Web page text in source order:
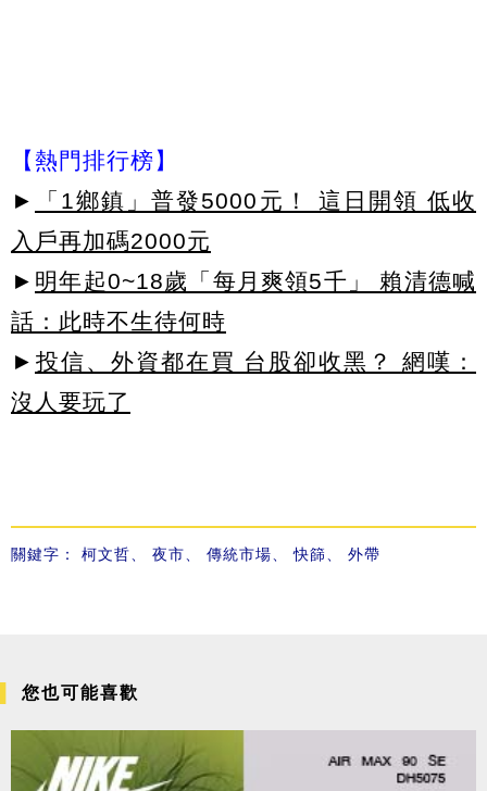
【熱門排行榜】
►
「1鄉鎮」普發5000元！ 這日開領 低收
入戶再加碼2000元
► 明年起0~18歲「每月爽領5千」 賴清德喊
話：此時不生待何時
► 投信、外資都在買 台股卻收黑？ 網嘆：
沒人要玩了
關鍵字： 柯文哲 夜市 傳統市場 、快篩 外帶
您也可能喜歡